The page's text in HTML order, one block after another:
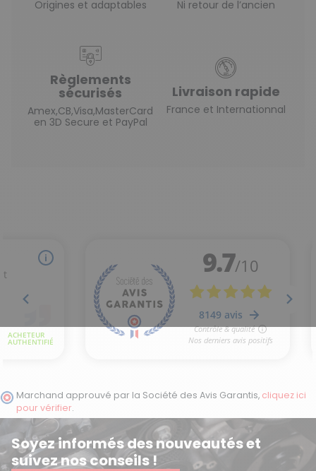
(2 avis)
Origines et adaptables Ni retour de l’ancien
Règlements
sécurisés
Amex,CB,Visa,MasterCard
en 3D Secure et PayPal
Livraison rapide
France et Internationnal
Marchand approuvé par la Société des Avis Garantis, cliquez ici
pour vérifier.
Soyez informés des nouveautés et
suivez nos conseils !